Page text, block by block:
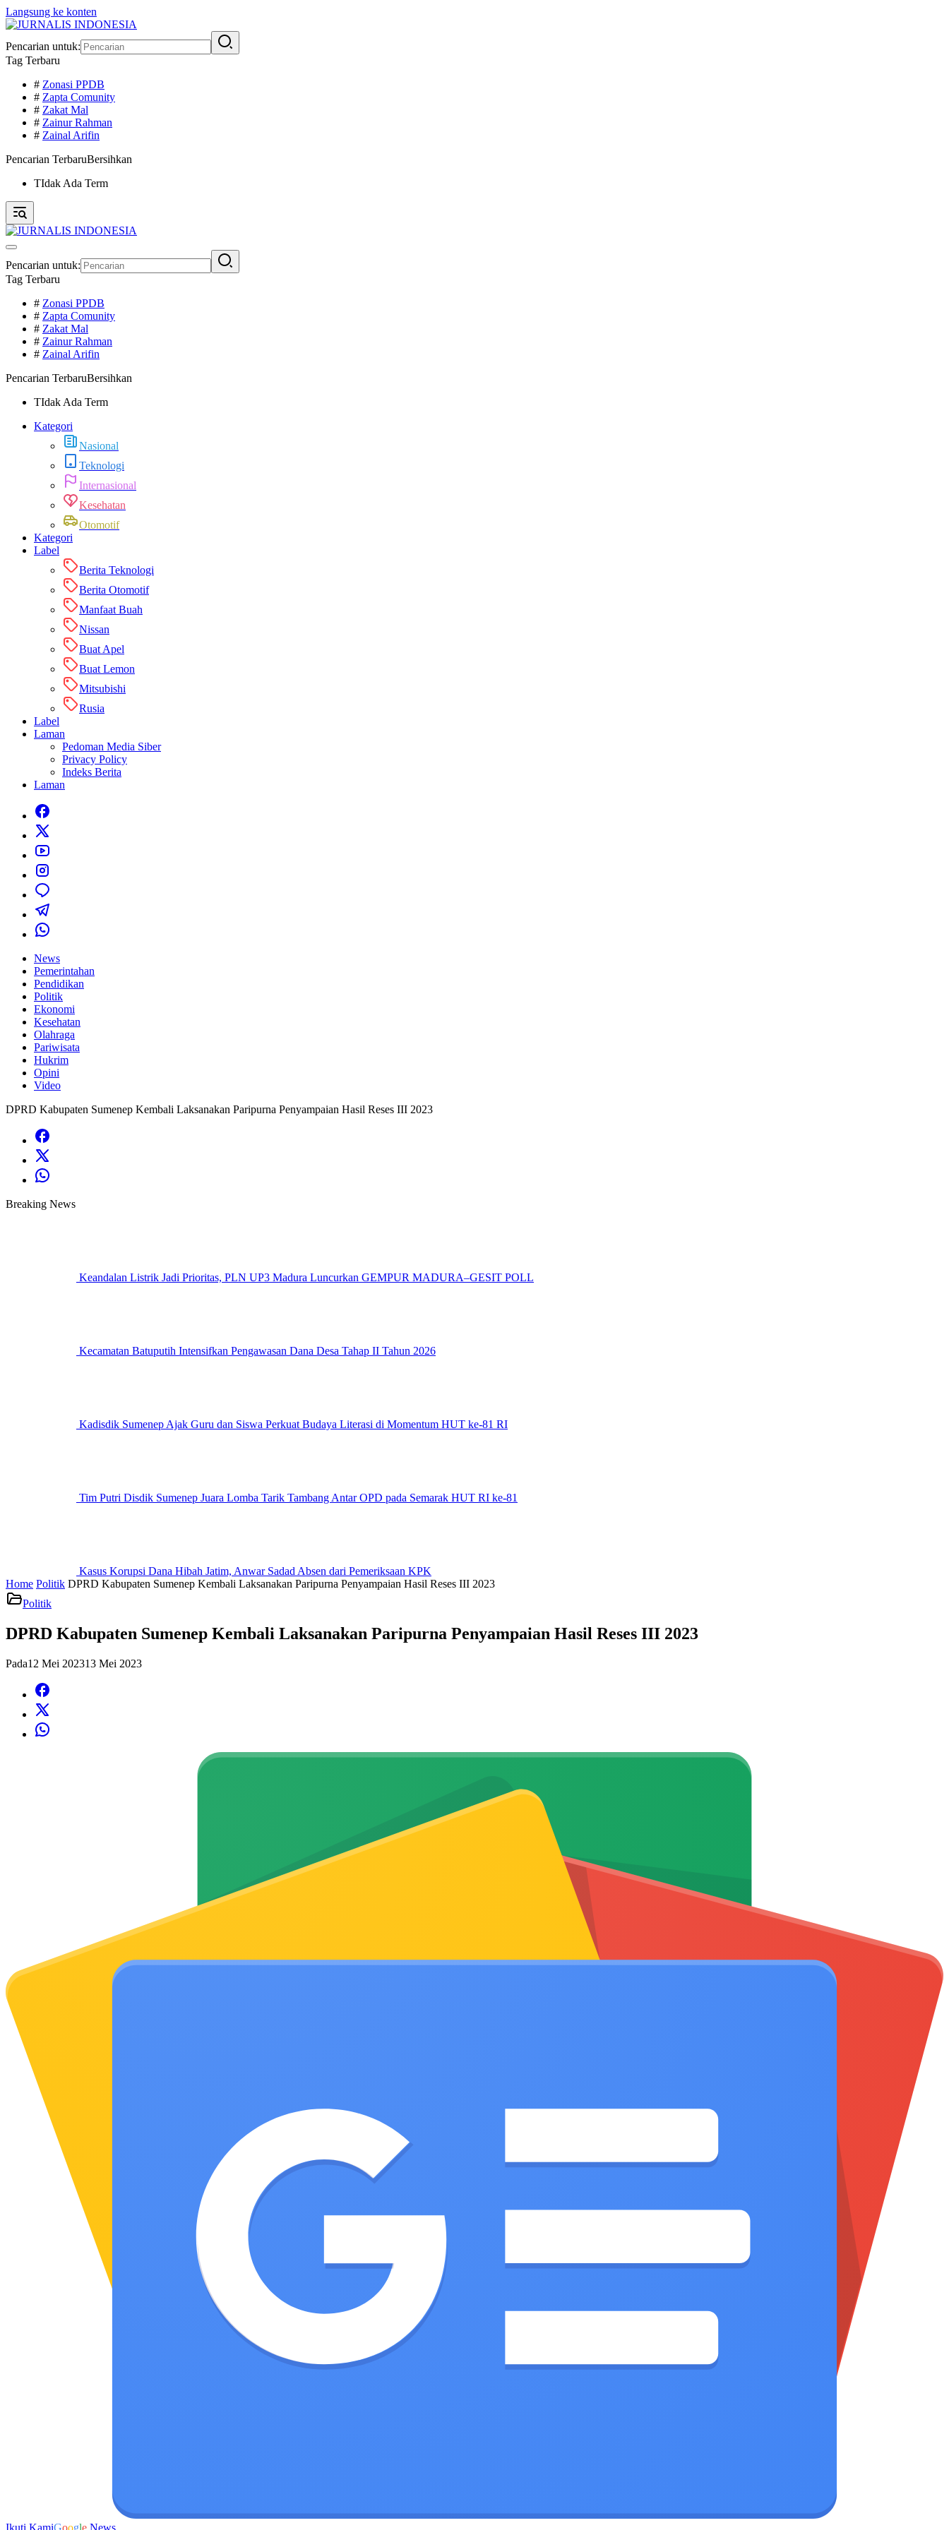
Langsung ke konten
Pencarian untuk:
Tag Terbaru
# Zonasi PPDB
# Zapta Comunity
# Zakat Mal
# Zainur Rahman
# Zainal Arifin
Pencarian TerbaruBersihkan
TIdak Ada Term
Pencarian untuk:
Tag Terbaru
# Zonasi PPDB
# Zapta Comunity
# Zakat Mal
# Zainur Rahman
# Zainal Arifin
Pencarian TerbaruBersihkan
TIdak Ada Term
Kategori
Nasional
Teknologi
Internasional
Kesehatan
Otomotif
Kategori
Label
Berita Teknologi
Berita Otomotif
Manfaat Buah
Nissan
Buat Apel
Buat Lemon
Mitsubishi
Rusia
Label
Laman
Pedoman Media Siber
Privacy Policy
Indeks Berita
Laman
News
Pemerintahan
Pendidikan
Politik
Ekonomi
Kesehatan
Olahraga
Pariwisata
Hukrim
Opini
Video
DPRD Kabupaten Sumenep Kembali Laksanakan Paripurna Penyampaian Hasil Reses III 2023
Breaking News
Keandalan Listrik Jadi Prioritas, PLN UP3 Madura Luncurkan GEMPUR MADURA–GESIT POLL
Kecamatan Batuputih Intensifkan Pengawasan Dana Desa Tahap II Tahun 2026
Kadisdik Sumenep Ajak Guru dan Siswa Perkuat Budaya Literasi di Momentum HUT ke-81 RI
Tim Putri Disdik Sumenep Juara Lomba Tarik Tambang Antar OPD pada Semarak HUT RI ke-81
Kasus Korupsi Dana Hibah Jatim, Anwar Sadad Absen dari Pemeriksaan KPK
Home Politik DPRD Kabupaten Sumenep Kembali Laksanakan Paripurna Penyampaian Hasil Reses III 2023
Politik
DPRD Kabupaten Sumenep Kembali Laksanakan Paripurna Penyampaian Hasil Reses III 2023
Pada12 Mei 202313 Mei 2023